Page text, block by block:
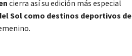
cierra así su edición más especial
Sol como destinos deportivos de